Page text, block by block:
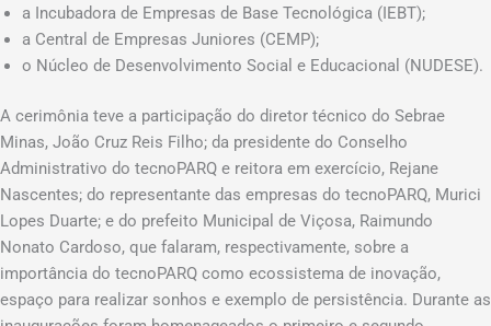
a Incubadora de Empresas de Base Tecnológica (IEBT);
a Central de Empresas Juniores (CEMP);
o Núcleo de Desenvolvimento Social e Educacional (NUDESE).
A cerimônia teve a participação do diretor técnico do Sebrae
Minas, João Cruz Reis Filho; da presidente do Conselho
Administrativo do tecnoPARQ e reitora em exercício, Rejane
Nascentes; do representante das empresas do tecnoPARQ, Murici
Lopes Duarte; e do prefeito Municipal de Viçosa, Raimundo
Nonato Cardoso, que falaram, respectivamente, sobre a
importância do tecnoPARQ como ecossistema de inovação,
espaço para realizar sonhos e exemplo de persistência. Durante as